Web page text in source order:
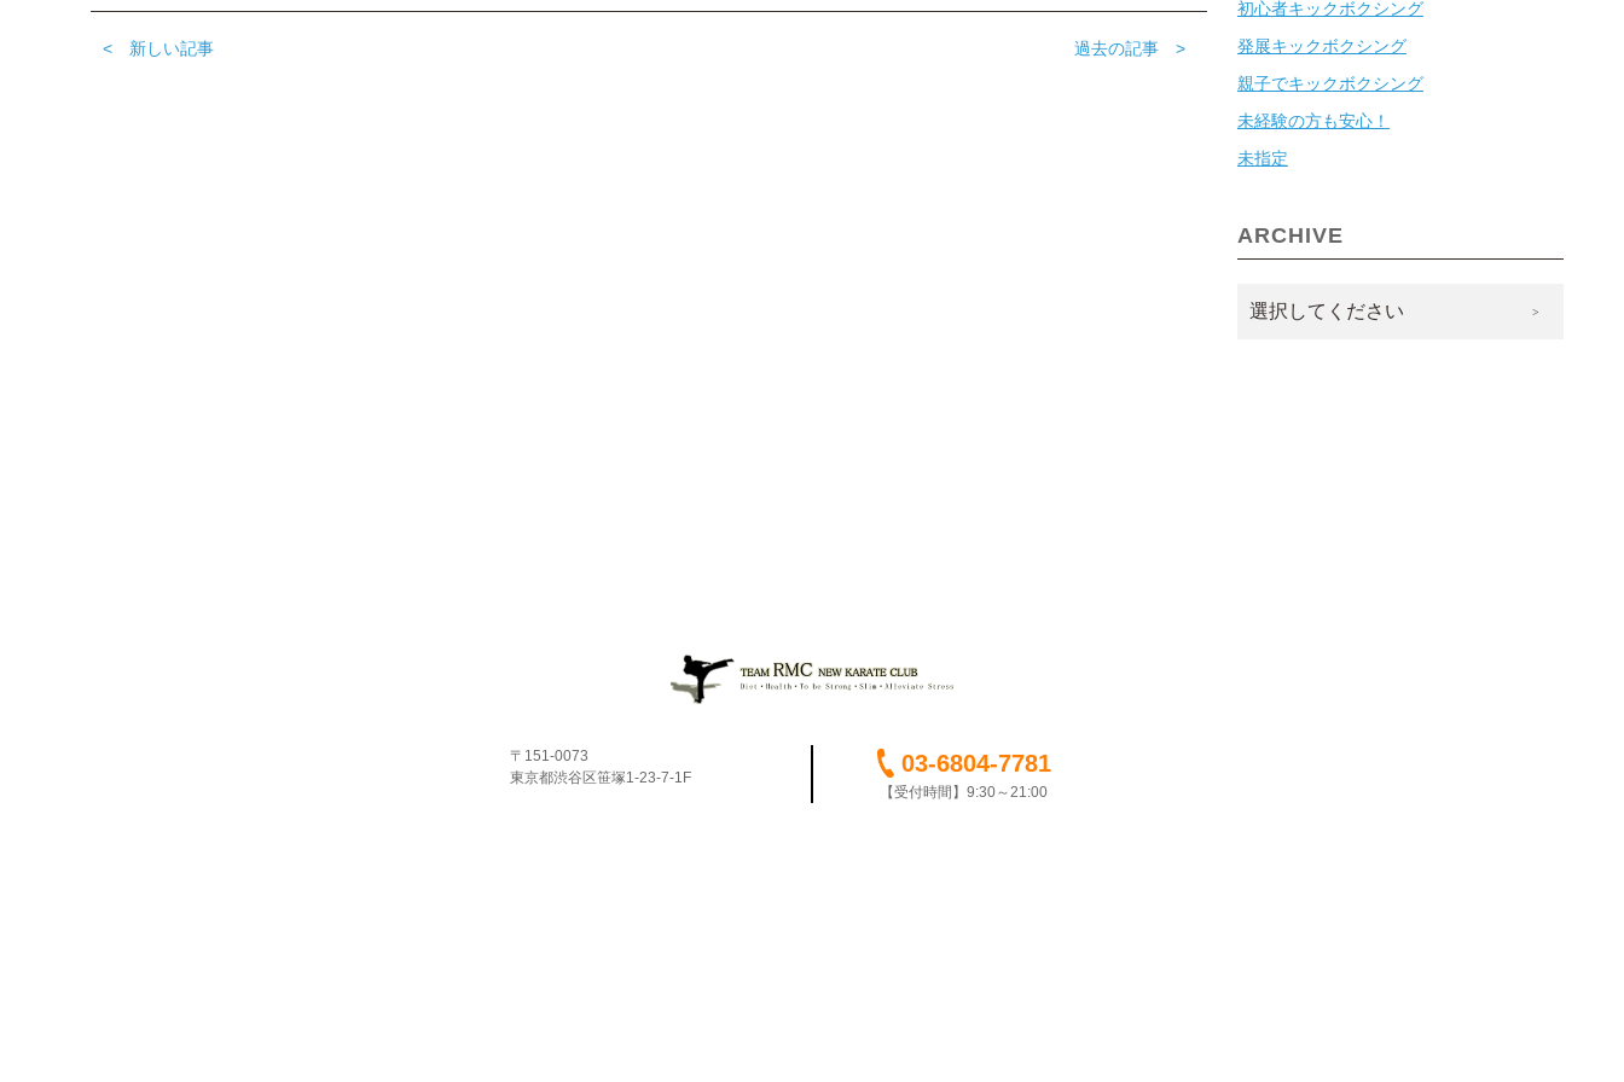
< 新しい記事 過去の記事 >
初心者キックボクシング
発展キックボクシング
親子でキックボクシング
未経験の方も安心！
未指定
ARCHIVE
〒151-0073
東京都渋谷区笹塚1-23-7-1F
03-6804-7781
【受付時間】9:30～21:00